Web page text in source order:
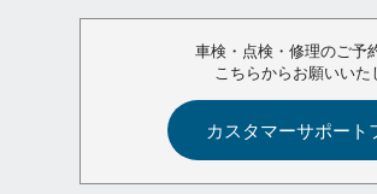
車検・点検・修理のご予
こちらからお願いいた
カスタマーサポート